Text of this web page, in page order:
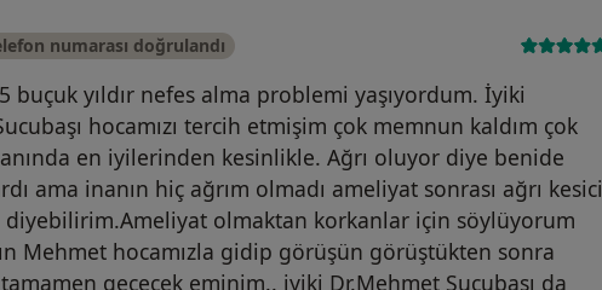
numarası doğrulandı
buçuk yıldır nefes alma problemi yaşıyordum. İyiki
hocamızı tercih etmişim çok memnun kaldım çok
en iyilerinden kesinlikle. Ağrı oluyor diye benide
ama inanın hiç ağrım olmadı ameliyat sonrası ağrı kesici
diyebilirim.Ameliyat olmaktan korkanlar için söylüyorum
Mehmet hocamızla gidip görüşün görüştükten sonra
tamamen geçecek eminim.. iyiki Dr.Mehmet Sucubaşı da